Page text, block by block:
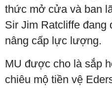
thức mở cửa và ban
Sir Jim Ratcliffe đang
nâng cấp lực lượng.
MU được cho là sắp
chiêu mộ tiền vệ